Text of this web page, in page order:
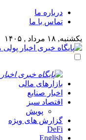
درباره ما
تماس با ما
یکشنبه, ۱۸ مرداد , ۱۴۰۵
بازارهای مالی
اخبار صنایع
اقتصاد سبز
پویش
گزارش های ویژه
DeFi
English